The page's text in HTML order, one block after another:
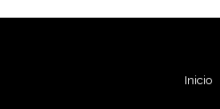
Inicio